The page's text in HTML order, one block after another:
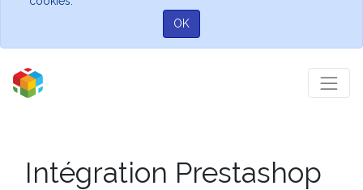
OK
Intégration Prestashop